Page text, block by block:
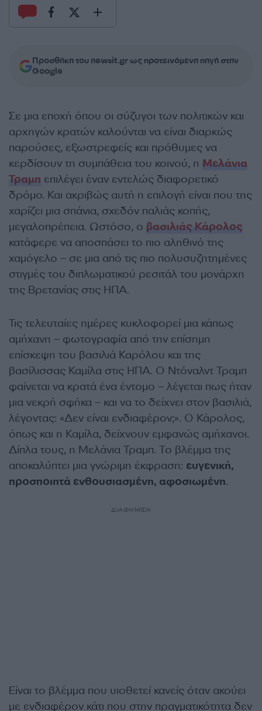
Προσθήκη του newsit.gr ως προτεινόμενη πηγή στην
Google
Σε μια εποχή όπου οι σύζυγοι των πολιτικών και
αρχηγών κρατών καλούνται να είναι διαρκώς
παρούσες, εξωστρεφείς και πρόθυμες να
κερδίσουν τη συμπάθεια του κοινού, η Μελάνια
Τραμπ επιλέγει έναν εντελώς διαφορετικό
δρόμο. Και ακριβώς αυτή η επιλογή είναι που της
χαρίζει μια σπάνια, σχεδόν παλιάς κοπής,
μεγαλοπρέπεια. Ωστόσο, ο βασιλιάς Κάρολος
κατάφερε να αποσπάσει το πιο αληθινό της
χαμόγελο – σε μια από τις πιο πολυσυζητημένες
στιγμές του διπλωματικού ρεσιτάλ του μονάρχη
της Βρετανίας στις ΗΠΑ.
Τις τελευταίες ημέρες κυκλοφορεί μια κάπως
αμήχανη – φωτογραφία από την επίσημη
επίσκεψη του βασιλιά Καρόλου και της
βασίλισσας Καμίλα στις ΗΠΑ. Ο Ντόναλντ Τραμπ
φαίνεται να κρατά ένα έντομο – λέγεται πως ήταν
μια νεκρή σφήκα – και να το δείχνει στον βασιλιά,
λέγοντας: «Δεν είναι ενδιαφέρον;». Ο Κάρολος,
όπως και η Καμίλα, δείχνουν εμφανώς αμήχανοι.
Δίπλα τους, η Μελάνια Τραμπ. Το βλέμμα της
αποκαλύπτει μια γνώριμη έκφραση: ευγενική,
προσποιητά ενθουσιασμένη, αφοσιωμένη.
ΔΙΑΦΗΜΙΣΗ
Είναι το βλέμμα που υιοθετεί κανείς όταν ακούει
με ενδιαφέρον κάτι που στην πραγματικότητα δεν